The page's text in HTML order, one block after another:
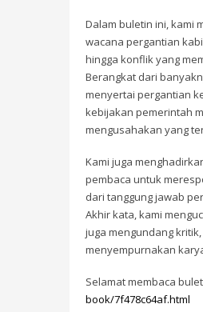
Dalam buletin ini, kami
wacana pergantian
hingga konflik yang
Berangkat dari
menyertai pergantian
kebijakan pemerintah
mengusahakan yang
Kami juga
pembaca untuk
dari tanggung jawab
Akhir kata, kami
juga mengundang
menyempurnakan
Selamat membaca
book/7f478c64af.html